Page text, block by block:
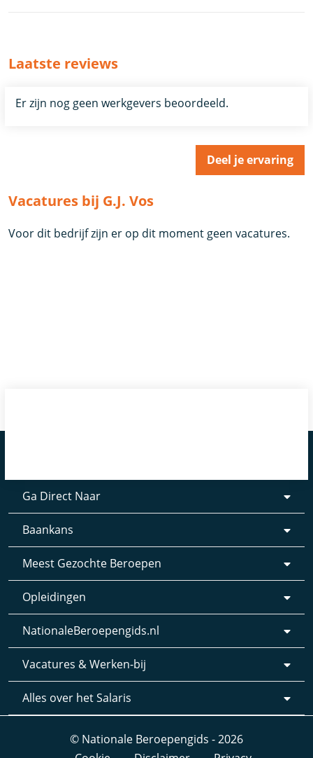
Laatste reviews
Er zijn nog geen werkgevers beoordeeld.
Deel je ervaring
Vacatures bij G.J. Vos
Voor dit bedrijf zijn er op dit moment geen vacatures.
Ga Direct Naar
Baankans
Meest Gezochte Beroepen
Opleidingen
NationaleBeroepengids.nl
Vacatures & Werken-bij
Alles over het Salaris
© Nationale Beroepengids - 2026